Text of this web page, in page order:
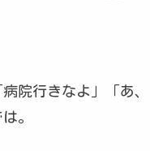
院行きなよ」「あ、
。